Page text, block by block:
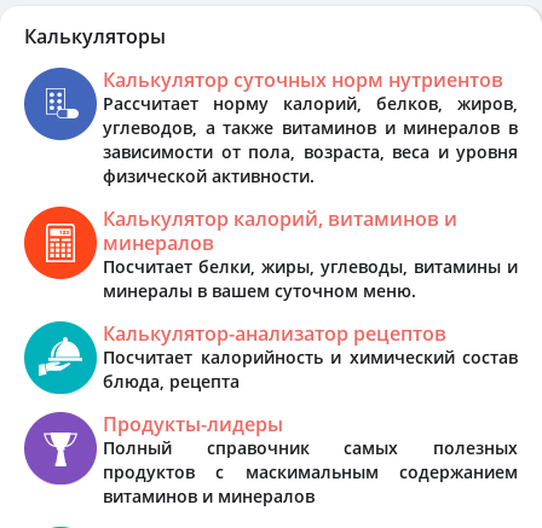
Калькуляторы
Калькулятор суточных норм нутриентов
Рассчитает норму калорий, белков, жиров,
углеводов, а также витаминов и минералов в
зависимости от пола, возраста, веса и уровня
физической активности.
Калькулятор калорий, витаминов и
минералов
Посчитает белки, жиры, углеводы, витамины и
минералы в вашем суточном меню.
Калькулятор-анализатор рецептов
Посчитает калорийность и химический состав
блюда, рецепта
Продукты-лидеры
Полный справочник самых полезных
продуктов с маскимальным содержанием
витаминов и минералов